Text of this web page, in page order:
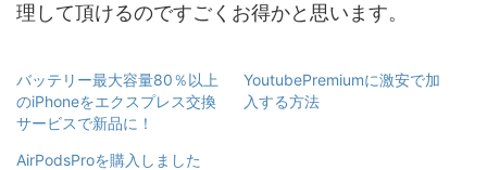
理して頂けるのですごくお得かと思います。
バッテリー最大容量80％以上
のiPhoneをエクスプレス交換
サービスで新品に！
YoutubePremiumに激安で加
入する方法
AirPodsProを購入しました